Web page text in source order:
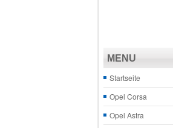
MENU
Startseite
Opel Corsa
Opel Astra